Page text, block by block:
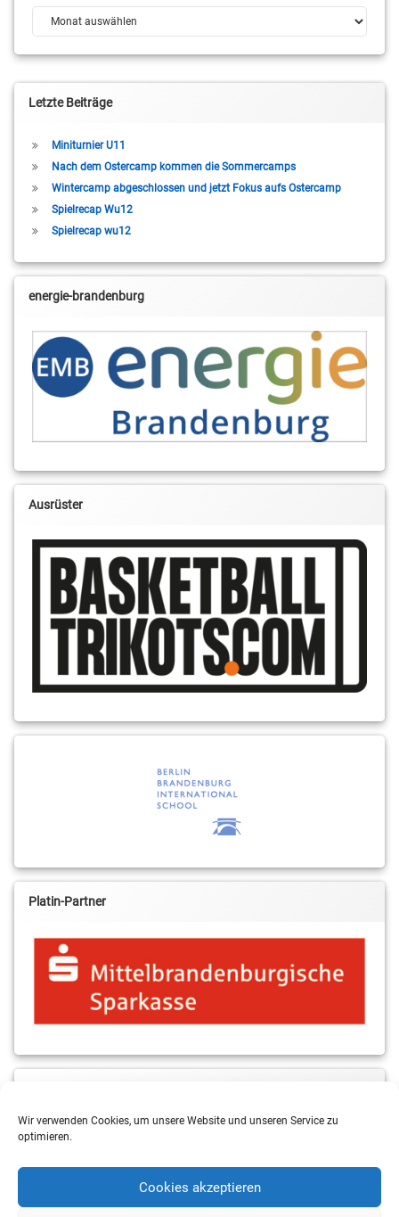
Wir verwenden Cookies, um unsere Website und unseren Service zu
optimieren.
Cookies akzeptieren
Archiv
Letzte Beiträge
Miniturnier U11
Nach dem Ostercamp kommen die Sommercamps
Wintercamp abgeschlossen und jetzt Fokus aufs Ostercamp
Spielrecap Wu12
Spielrecap wu12
energie-brandenburg
Ausrüster
Platin-Partner